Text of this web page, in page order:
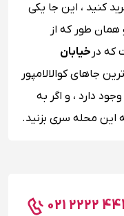
کنید ، این جا یکی‌
همان طور که از
که در خیابان
جاهای کوالالامپور
دارد ، و اگر به
این محله سری بزنید.
021 2222